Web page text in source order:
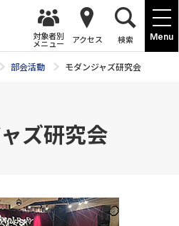
Menu
対象者別
メニュー アクセス 検索
部会活動 モダンジャズ研究会
ズ研究会